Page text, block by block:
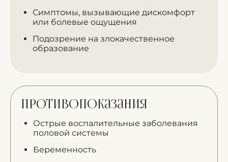
Симптомы, вызывающие дискомфорт
или болевые ощущения
Подозрение на злокачественное
образование
Противопоказания
Острые воспалительные заболевания
половой системы
Беременность